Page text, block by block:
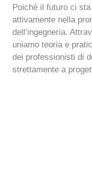
Poiché il futuro ci
attivamente nella
dell’ingegneria.
uniamo teoria e
dei professionisti di
strettamente a